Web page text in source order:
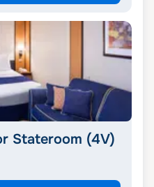
Stateroom (4V)